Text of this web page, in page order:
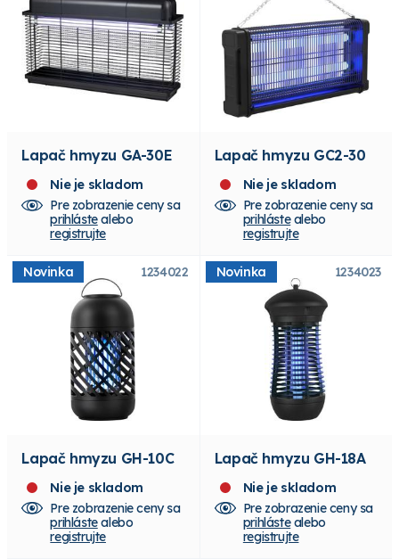
Lapač hmyzu GA-30E
Nie je skladom
Pre zobrazenie ceny sa
prihlástealebo
registrujte
Lapač hmyzu GC2-30
Nie je skladom
Pre zobrazenie ceny sa
prihlástealebo
registrujte
Novinka 1234022
Lapač hmyzu GH-10C
Nie je skladom
Pre zobrazenie ceny sa
prihlástealebo
registrujte
Novinka 1234023
Lapač hmyzu GH-18A
Nie je skladom
Pre zobrazenie ceny sa
prihlástealebo
registrujte